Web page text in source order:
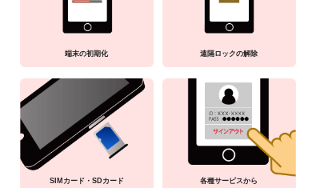
端末の初期化 遠隔ロックの解除
SIMカード・SDカード
各種サービスから